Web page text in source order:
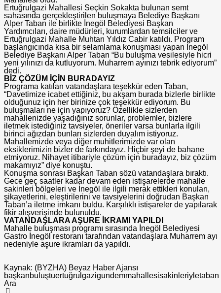
Ertuğrulgazi Mahallesi Seçkin Sokakta bulunan semt
sahasında gerçekleştirilen buluşmaya Belediye Başkanı
Alper Taban ile birlikte İnegöl Belediyesi Başkan
Yardımcıları, daire müdürleri, kurumlardan temsilciler ve
Ertuğrulgazi Mahalle Muhtarı Yıldız Cabir katıldı. Program
başlangıcında kısa bir selamlama konuşması yapan İnegöl
Belediye Başkanı Alper Taban “Bu buluşma vesilesiyle hicri
yeni yılınızı da kutluyorum. Muharrem ayınızı tebrik ediyorum”
dedi.
BİZ ÇÖZÜM İÇİN BURADAYIZ
Programa katılan vatandaşlara teşekkür eden Taban,
“Davetimize icabet ettiğiniz, bu akşam burada bizlerle birlikte
olduğunuz için her birinize çok teşekkür ediyorum. Bu
buluşmaları ne için yapıyoruz? Özellikle sizlerden
mahallenizde yaşadığınız sorunlar, problemler, bizlere
iletmek istediğiniz tavsiyeler, öneriler varsa bunlarla ilgili
birinci ağızdan bunları sizlerden duyalım istiyoruz.
Mahallemizde veya diğer muhitlerimizde var olan
eksiklerimizin bizler de farkındayız. Hiçbir şeyi de bahane
etmiyoruz. Nihayet itibariyle çözüm için buradayız, biz çözüm
makamıyız” diye konuştu.
Konuşma sonrası Başkan Taban sözü vatandaşlara bıraktı.
Gece geç saatler kadar devam eden istişarelerde mahalle
sakinleri bölgeleri ve İnegöl ile ilgili merak ettikleri konuları,
şikayetlerini, eleştirilerini ve tavsiyelerini doğrudan Başkan
Taban’a iletme imkanı buldu. Karşılıklı istişareler de yapılarak
fikir alışverişinde bulunuldu.
VATANDAŞLARA AŞURE İKRAMI YAPILDI
Mahalle buluşması programı sırasında İnegöl Belediyesi
Gastro İnegöl restoranı tarafından vatandaşlara Muharrem ayı
nedeniyle aşure ikramları da yapıldı.
Kaynak: (BYZHA) Beyaz Haber Ajansı
başkanbuluştuertuğrulgazigundemmahallesisakinleriyletaban
Ara